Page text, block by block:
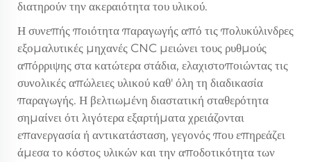
διατηρούν την ακεραιότητα του υλικού.
Η συνεπής ποιότητα παραγωγής από τις πολυκύλινδρες
εξομαλυτικές μηχανές CNC μειώνει τους ρυθμούς
απόρριψης στα κατώτερα στάδια, ελαχιστοποιώντας τις
συνολικές απώλειες υλικού καθ' όλη τη διαδικασία
παραγωγής. Η βελτιωμένη διαστατική σταθερότητα
σημαίνει ότι λιγότερα εξαρτήματα χρειάζονται
επανεργασία ή αντικατάσταση, γεγονός που επηρεάζει
άμεσα το κόστος υλικών και την αποδοτικότητα των